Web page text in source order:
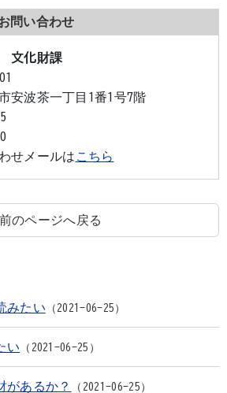
問い合わせ
文化財課
安波茶一丁目1番1号7階
せメールは こちら
前のページへ戻る
みたい 2021-06-25
い 2021-06-25
があるか？ 2021-06-25